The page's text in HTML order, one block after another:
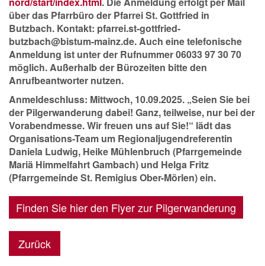
über das Pfarrbüro der Pfarrei St. Gottfried in
Butzbach. Kontakt: pfarrei.st-gottfried-
butzbach@bistum-mainz.de. Auch eine telefonische
Anmeldung ist unter der Rufnummer 06033 97 30 70
möglich. Außerhalb der Bürozeiten bitte den
Anrufbeantworter nutzen.
Anmeldeschluss: Mittwoch, 10.09.2025. „Seien Sie bei
der Pilgerwanderung dabei! Ganz, teilweise, nur bei der
Vorabendmesse. Wir freuen uns auf Sie!“ lädt das
Organisations-Team um Regionaljugendreferentin
Daniela Ludwig, Heike Mühlenbruch (Pfarrgemeinde
Mariä Himmelfahrt Gambach) und Helga Fritz
(Pfarrgemeinde St. Remigius Ober-Mörlen) ein.
Finden Sie hier den Flyer zur Pilgerwanderung
Zurück